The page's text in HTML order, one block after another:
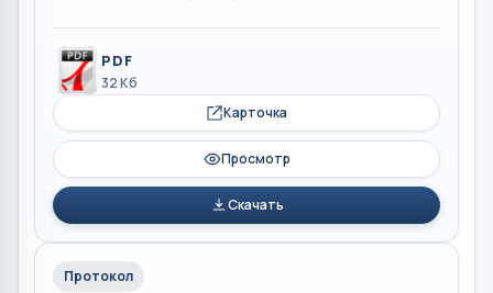
PDF
32 Кб
Карточка
Просмотр
Скачать
Протокол